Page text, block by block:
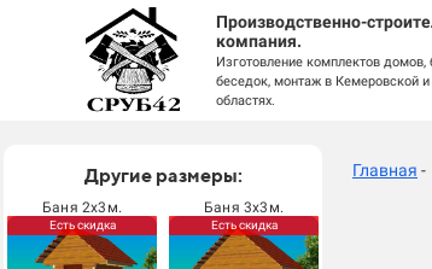
Производственно-
компания.
Изготовление комплектов домов,
беседок, монтаж в Кемеровской и
областях.
Другие размеры:
Баня 2х3м.
Есть скидка
Баня 3х3м.
Есть скидка
Главная -